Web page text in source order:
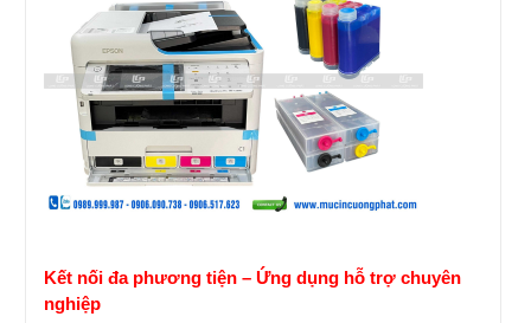
Kết nối đa phương tiện – Ứng dụng hỗ trợ chuyên
nghiệp